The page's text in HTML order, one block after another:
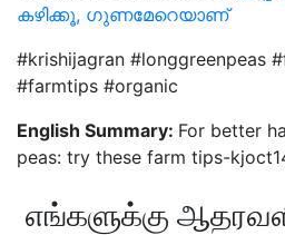
കഴിക്കൂ, ഗുണമേറെയാണ്
#krishijagran #longgreenpeas
#farmtips #organic
English Summary: For better
peas: try these farm tips-
எங்களுக்கு